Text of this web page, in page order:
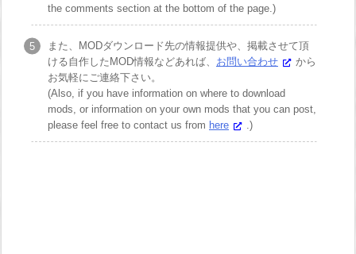
the comments section at the bottom of the page.)
また、MODダウンロード先の情報提供や、掲載させて頂
ける自作したMOD情報などあれば、 お問い合わせ
から
お気軽にご連絡下さい。
(Also, if you have information on where to download
mods, or information on your own mods that you can post,
please feel free to contact us from here .)